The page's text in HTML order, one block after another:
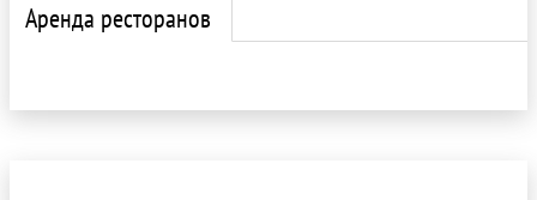
Аренда ресторанов